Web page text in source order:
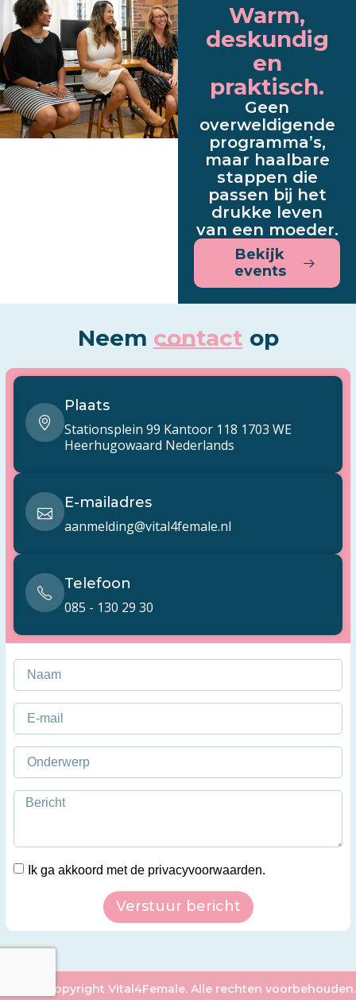
Warm,
deskundig
en
praktisch.
Geen
overweldigende
programma’s,
maar haalbare
stappen die
passen bij het
drukke leven
van een moeder.
Bekijk
events
Neem contact op
Plaats
Stationsplein 99 Kantoor 118 1703 WE
Heerhugowaard Nederlands
E-mailadres
aanmelding@vital4female.nl
Telefoon
085 - 130 29 30
Ik ga akkoord met de privacyvoorwaarden.
Verstuur bericht
© 2026 Copyright Vital4Female. Alle rechten voorbehouden.